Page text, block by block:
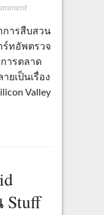
การสืบสวน
ร์ทอัพตรวจ
ารตลาด
ยเป็นเรื่อง
Valley
Stuff